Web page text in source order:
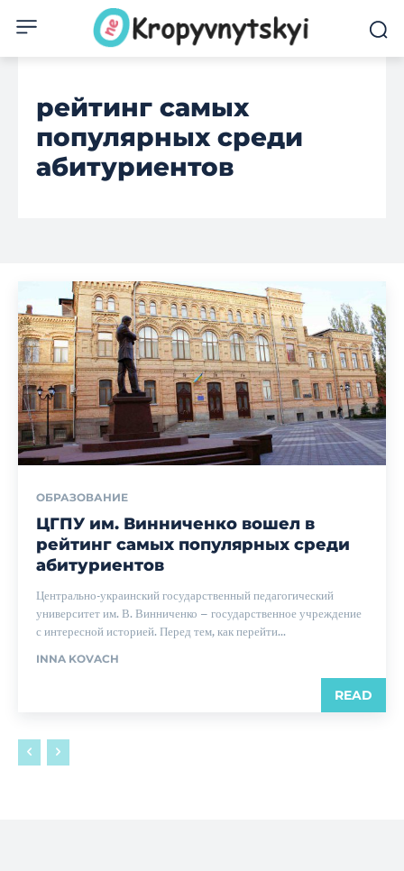
рейтинг самых
популярных среди
абитуриентов
ОБРАЗОВАНИЕ
ЦГПУ им. Винниченко вошел в
рейтинг самых популярных среди
абитуриентов
Центрально-украинский государственный педагогический
университет им. В. Винниченко – государственное учреждение
с интересной историей. Перед тем, как перейти...
INNA KOVACH
READ